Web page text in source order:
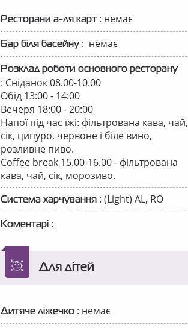
Ресторани а-ля карт: немає
Бар біля басейну : немає
Розклад роботи основного ресторану
: Сніданок 08.00-10.00
Обід 13:00 - 14:00
Вечеря 18:00 - 20:00
Напої під час їжі: фільтрована кава, чай,
сік, ципуро, червоне і біле вино,
розливне пиво.
Coffee break 15.00-16.00 - фільтрована
кава, чай, сік, морозиво.
Система харчування : (Light) AL, RO
Коментарі :
Для дітей
Дитяче ліжечко : немає